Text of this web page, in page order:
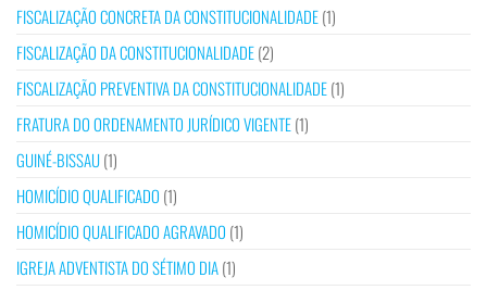
FISCALIZAÇÃO CONCRETA DA CONSTITUCIONALIDADE(1)
FISCALIZAÇÃO DA CONSTITUCIONALIDADE(2)
FISCALIZAÇÃO PREVENTIVA DA CONSTITUCIONALIDADE(1)
FRATURA DO ORDENAMENTO JURÍDICO VIGENTE(1)
GUINÉ-BISSAU(1)
HOMICÍDIO QUALIFICADO (1)
HOMICÍDIO QUALIFICADO AGRAVADO (1)
IGREJA ADVENTISTA DO SÉTIMO DIA(1)